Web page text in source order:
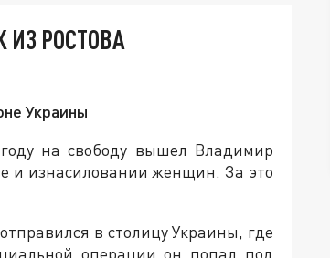
ИЗ РОСТОВА
Украины
на свободу вышел Владимир
и изнасиловании женщин. За это
в столицу Украины, где
операции он попал под